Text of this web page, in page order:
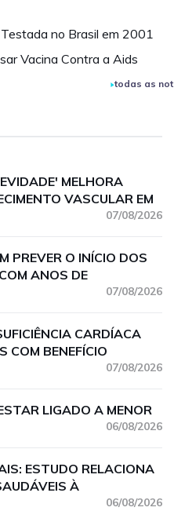
no Brasil em 2001
Vacina Contra a Aids
todas as
MELHORA
VASCULAR EM
07/08/2026
PREVER O INÍCIO DOS
ANOS DE
07/08/2026
CARDÍACA
COM BENEFÍCIO
07/08/2026
LIGADO A MENOR
06/08/2026
ESTUDO RELACIONA
À
06/08/2026